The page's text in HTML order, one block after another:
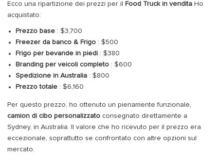
Ecco una ripartizione dei prezzi per il Food Truck in vendita Ho
acquistato:
Prezzo base : $3,700
Freezer da banco & Frigo : $500
Frigo per bevande in piedi : $380
Branding per veicoli completo : $600
Spedizione in Australia : $800
Prezzo totale : $6,160
Per questo prezzo, ho ottenuto un pienamente funzionale,
camion di cibo personalizzato consegnato direttamente a
Sydney, in Australia. Il valore che ho ricevuto per il prezzo era
eccezionale, soprattutto se confrontato con altre opzioni sul
mercato.